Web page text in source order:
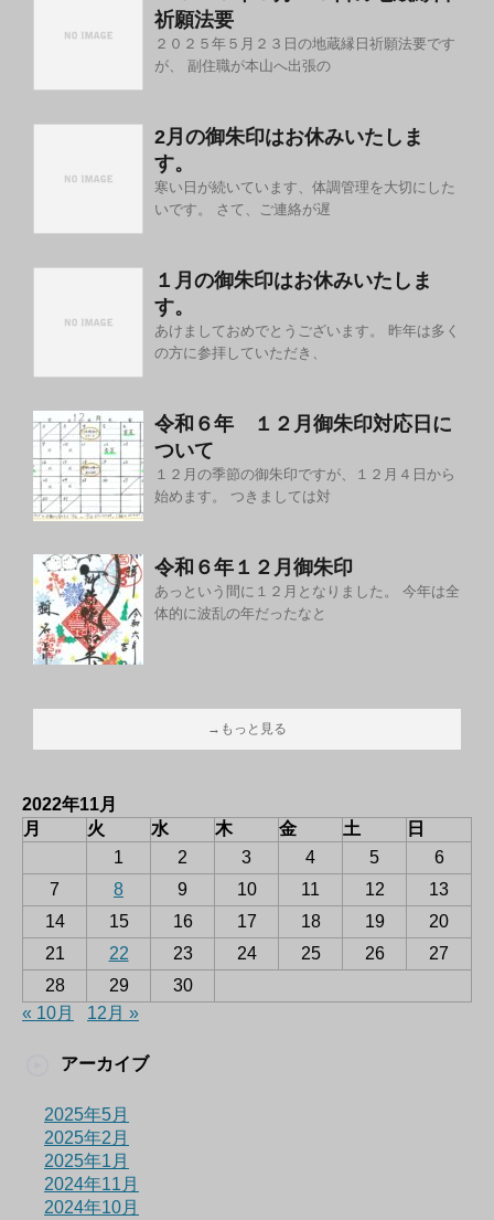
祈願法要
２０２５年５月２３日の地蔵縁日祈願法要です
が、 副住職が本山へ出張の
2月の御朱印はお休みいたしま
す。
寒い日が続いています、体調管理を大切にした
いです。 さて、ご連絡が遅
１月の御朱印はお休みいたしま
す。
あけましておめでとうございます。 昨年は多く
の方に参拝していただき、
令和６年 １２月御朱印対応日に
ついて
１２月の季節の御朱印ですが、１２月４日から
始めます。 つきましては対
令和６年１２月御朱印
あっという間に１２月となりました。 今年は全
体的に波乱の年だったなと
→もっと見る
2022年11月
月
火 水 木 金 土
日
1
2 3 4 5
6
7
8 9 10 11 12
13
14
15 16 17 18 19
20
21
22 23 24 25 26
27
28
29
30
« 10月
12月 »
アーカイブ
2025年5月
2025年2月
2025年1月
2024年11月
2024年10月